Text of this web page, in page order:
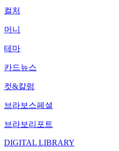
컬처
머니
테마
카드뉴스
컷&칼럼
브라보스페셜
브라보리포트
DIGITAL LIBRARY